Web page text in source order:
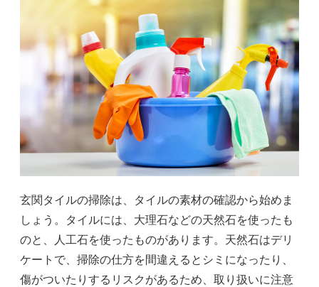
玄関タイルの掃除は、タイルの素材の確認から始めま
しょう。タイルには、大理石などの天然石を使ったも
のと、人工石を使ったものがあります。天然石はデリ
ケートで、掃除の仕方を間違えるとシミになったり、
傷がついたりするリスクがあるため、取り扱いに注意